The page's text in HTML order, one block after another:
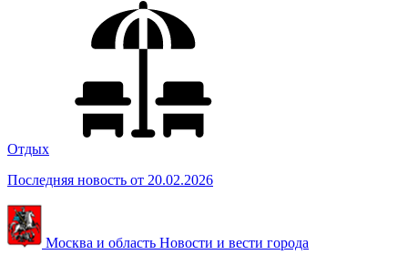
Отдых
Последняя новость от 20.02.2026
Москва и область Новости и вести города